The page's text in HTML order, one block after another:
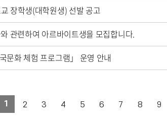
장학생(대학원생) 선발 공고
관련하여 아르바이트생을 모집합니다.
문화 체험 프로그램」 운영 안내
1 2 3 4 5 6 7 8 9